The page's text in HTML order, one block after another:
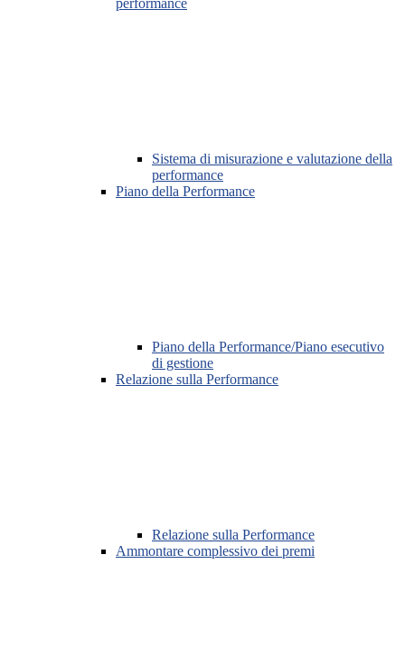
performance
Sistema di misurazione e valutazione della
performance
Piano della Performance
Piano della Performance/Piano esecutivo
di gestione
Relazione sulla Performance
Relazione sulla Performance
Ammontare complessivo dei premi